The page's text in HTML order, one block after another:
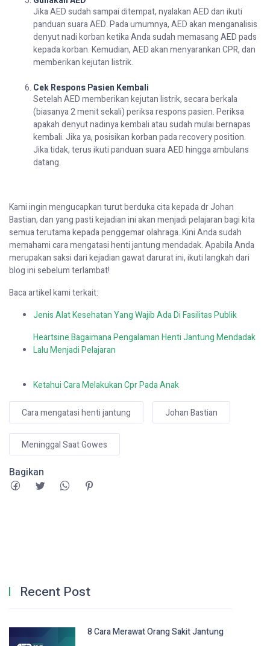
Jika AED sudah sampai ditempat, nyalakan AED dan ikuti
panduan suara AED. Pada umumnya, AED akan menganalisis
denyut nadi korban ketika Anda sudah memasang AED pads
kepada korban. Kemudian, AED akan menyarankan CPR, dan
memberikan kejutan listrik.
Cek Respons Pasien Kembali
Setelah AED memberikan kejutan listrik, secara berkala
(biasanya 2 menit sekali) periksa respons pasien. Periksa
apakah denyut nadinya kembali atau sudah mulai bernapas
kembali. Jika ya, posisikan korban padarecovery position.
Jika tidak, terus ikuti panduan suara AED hingga ambulans
datang.
Kami ingin mengucapkan turut berduka cita kepada dr Johan
Bastian, dan yang pasti kejadian ini akan menjadi pelajaran bagi kita
semua terutama kepada penggemar olahraga. Kini Anda sudah
memahami cara mengatasi henti jantung mendadak. Apabila Anda
merupakan saksi dari kejadian gawat darurat ini, ikuti langkah dari
blog ini sebelum terlambat!
Baca artikel kami terkait:
JenisAlatKesehatanYangWajibAdaDiFasilitasPublik
Heartsine Bagaimana Pengalaman Henti Jantung Mendadak
Lalu Menjadi Pelajaran
Ketahui Cara MelakukanCprPada Anak
Cara mengatasi henti jantung Johan Bastian
Meninggal Saat Gowes
Bagikan
Recent Post
8 Cara Merawat Orang Sakit Jantung